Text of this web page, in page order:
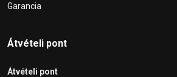
Garancia
Átvételi pont
Átvételi pont